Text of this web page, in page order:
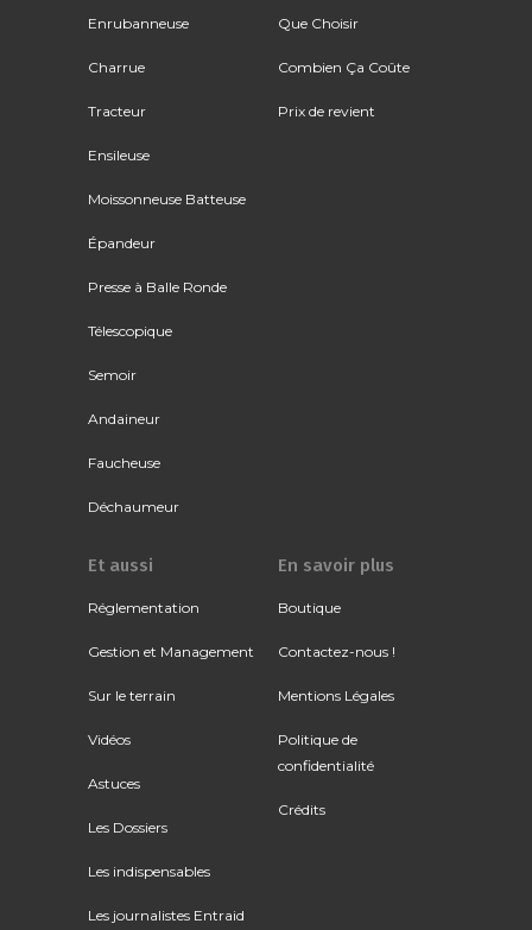
Enrubanneuse
Charrue
Tracteur
Ensileuse
Moissonneuse Batteuse
Épandeur
Presse à Balle Ronde
Télescopique
Semoir
Andaineur
Faucheuse
Déchaumeur
Que Choisir
Combien Ça Coûte
Prix de revient
Et aussi
Réglementation
Gestion et Management
Sur le terrain
Vidéos
Astuces
Les Dossiers
Les indispensables
Les journalistes Entraid
En savoir plus
Boutique
Contactez-nous !
Mentions Légales
Politique de
confidentialité
Crédits